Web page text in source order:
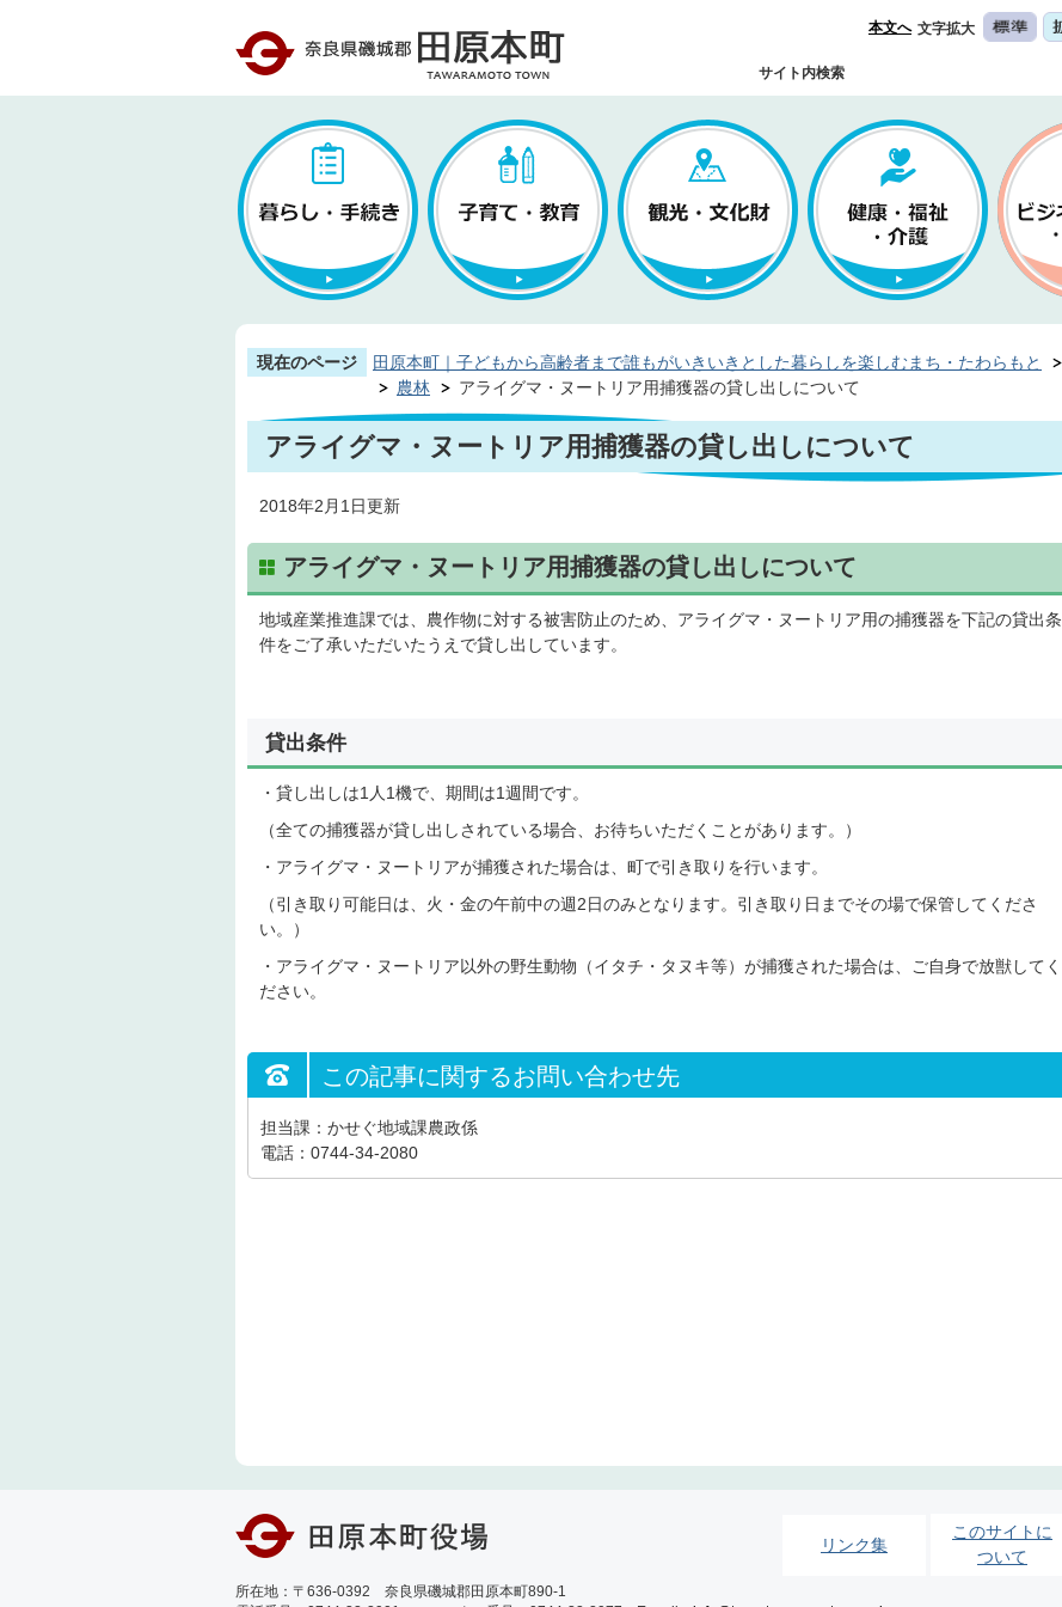
本文へ 文字拡大
サイト内検索
現在のページ 田原本町｜子どもから高齢者まで誰もがいきいきとした暮らしを楽しむまち・たわらもと
農林
アライグマ・ヌートリア用捕獲器の貸し出しについて
アライグマ・ヌートリア用捕獲器の貸し出しについて
2018年2月1日更新
アライグマ・ヌートリア用捕獲器の貸し出しについて
地域産業推進課では、農作物に対する被害防止のため、アライグマ・ヌートリア用の捕獲器を下記の貸出条
件をご了承いただいたうえで貸し出しています。
貸出条件
・貸し出しは1人1機で、期間は1週間です。
（全ての捕獲器が貸し出しされている場合、お待ちいただくことがあります。）
・アライグマ・ヌートリアが捕獲された場合は、町で引き取りを行います。
（引き取り可能日は、火・金の午前中の週2日のみとなります。引き取り日までその場で保管してくださ
い。）
・アライグマ・ヌートリア以外の野生動物（イタチ・タヌキ等）が捕獲された場合は、ご自身で放獣してく
ださい。
この記事に関するお問い合わせ先
担当課：かせぐ地域課農政係
電話：0744-34-2080
リンク集
このサイトに
ついて
所在地：〒636-0392 奈良県磯城郡田原本町890-1